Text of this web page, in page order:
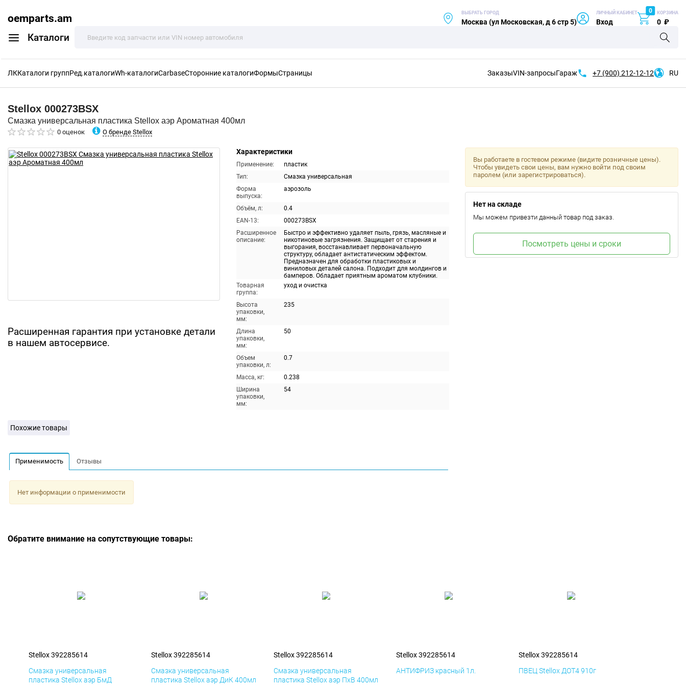
oemparts.am
Каталоги
ВЫБРАТЬ ГОРОД
Москва (ул Московская, д 6 стр 5)
ЛИЧНЫЙ КАБИНЕТ
Вход
0 КОРЗИНА
0 ₽
ЛККаталоги группРед.каталогиWh-каталогиCarbaseСторонние каталогиФормыСтраницы ЗаказыVIN-запросыГараж +7 (900) 212-12-12 RU
Stellox 000273BSX
Смазка универсальная пластика Stellox аэр Ароматная 400мл
0 оценок О бренде Stellox
Расширенная гарантия при установке детали
в нашем автосервисе.
Характеристики
Применение:
пластик
Тип:
Смазка универсальная
Форма
выпуска:
аэрозоль
Объём, л:
0.4
EAN-13:
000273BSX
Расширенное
описание:
Быстро и эффективно удаляет пыль, грязь, масляные и
никотиновые загрязнения. Защищает от старения и
выгорания, восстанавливает первоначальную
структуру, обладает антистатическим эффектом.
Предназначен для обработки пластиковых и
виниловых деталей салона. Подходит для молдингов и
бамперов. Обладает приятным ароматом клубники.
Товарная
группа:
уход и очистка
Высота
упаковки,
мм:
235
Длина
упаковки,
мм:
50
Объем
упаковки, л:
0.7
Масса, кг:
0.238
Ширина
упаковки,
мм:
54
Вы работаете в гостевом режиме (видите розничные цены).
Чтобы увидеть свои цены, вам нужно войти под своим
паролем (или зарегистрироваться).
Нет на складе
Мы можем привезти данный товар под заказ.
Посмотреть цены и сроки
Похожие товары
Применимость Отзывы
Нет информации о применимости
Обратите внимание на сопутствующие товары:
Stellox 392285614
Смазка универсальная
пластика Stellox аэр БмД
Stellox 392285614
Смазка универсальная
пластика Stellox аэр ДиК 400мл
Stellox 392285614
Смазка универсальная
пластика Stellox аэр ПхВ 400мл
Stellox 392285614
АНТИФРИЗ красный 1л.
Stellox 392285614
ПВЕЦ Stellox ДОТ4 910г